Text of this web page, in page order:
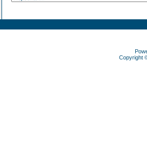
Copyright